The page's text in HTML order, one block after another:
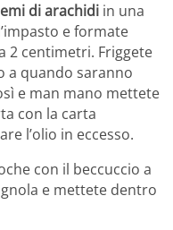
di arachidi in una
e formate
2 centimetri. Friggete
a quando saranno
e man mano mettete
con la carta
l’olio in eccesso.
con il beccuccio a
e mettete dentro